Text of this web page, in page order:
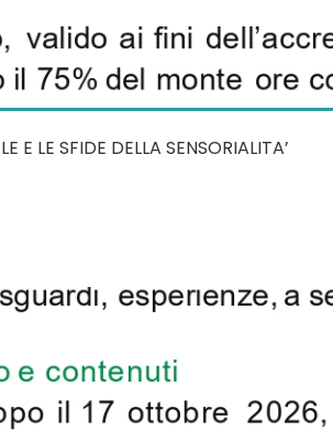
E LE SFIDE DELLA SENSORIALITA’